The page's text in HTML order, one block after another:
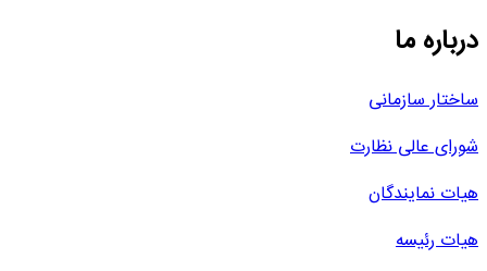
درباره ما
ساختار سازمانی
شورای عالی نظارت
هیات نمایندگان
هیات رئیسه